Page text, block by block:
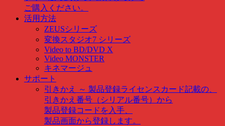
ご購入ください。
活用方法
ZEUSシリーズ
変換スタジオ7 シリーズ
Video to BD/DVD X
Video MONSTER
キネマージュ
サポート
引きかえ ～ 製品登録ライセンスカード記載の、
引きかえ番号（シリアル番号）から
製品登録コードを入手、
製品画面から登録します。